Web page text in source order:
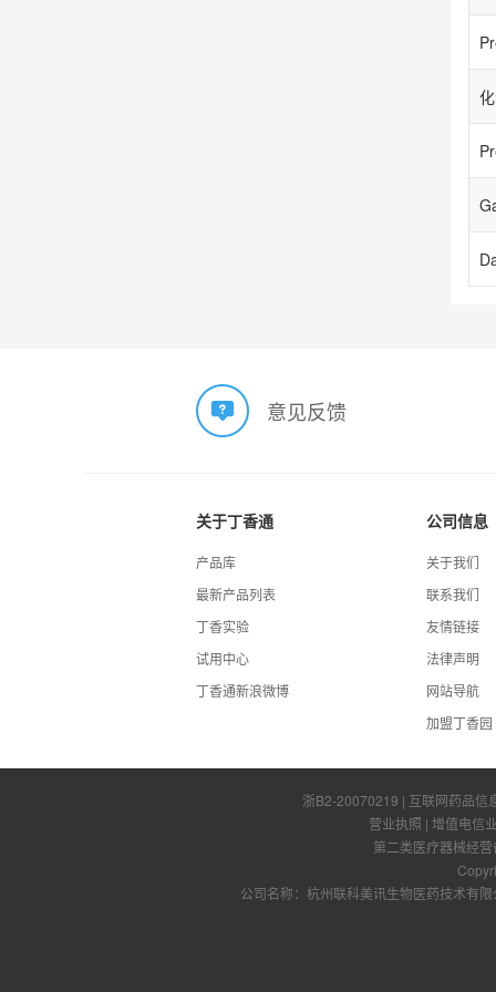
意见反馈
关于丁香通
产品库
最新产品列表
丁香实验
试用中心
丁香通新浪微博
公司信息
关于我们
联系我们
友情链接
法律声明
网站导航
加盟丁香园
浙B2-20070219 | 互联网药品信
营业执照 | 增值电信
第二类医疗器械经
公司名称：杭州联科美讯生物医药技术有